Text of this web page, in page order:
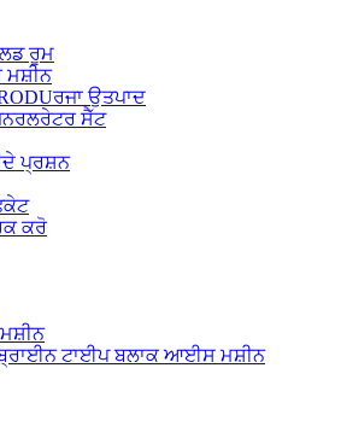
ਰੂਮ
ਮਸ਼ੀਨ
ਉਤਪਾਦ
ਸੈੱਟ
ਪ੍ਰਸ਼ਨ
ਕਰੋ
ਟਾਈਪ ਬਲਾਕ ਆਈਸ ਮਸ਼ੀਨ